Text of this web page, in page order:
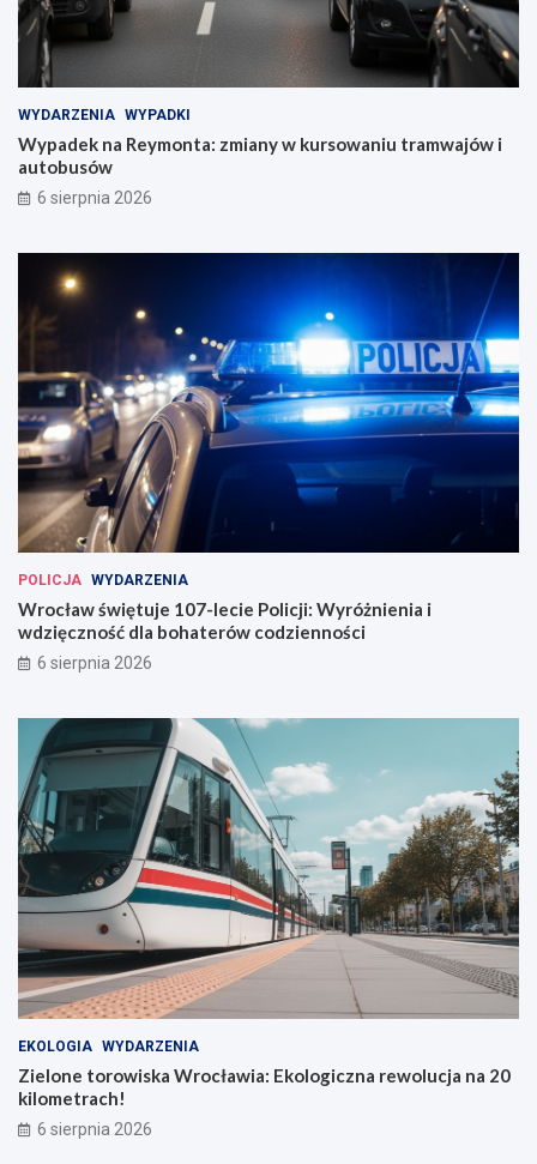
WYDARZENIA WYPADKI
Wypadek na Reymonta: zmiany w kursowaniu tramwajów i
autobusów
6 sierpnia 2026
POLICJA WYDARZENIA
Wrocław świętuje 107-lecie Policji: Wyróżnienia i
wdzięczność dla bohaterów codzienności
6 sierpnia 2026
EKOLOGIA WYDARZENIA
Zielone torowiska Wrocławia: Ekologiczna rewolucja na 20
kilometrach!
6 sierpnia 2026